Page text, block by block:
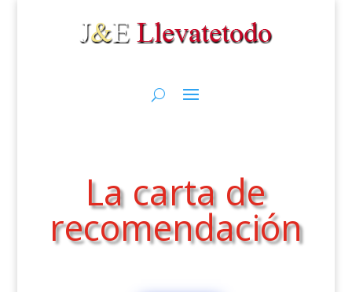
La carta de
recomendación